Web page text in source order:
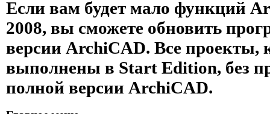
Если вам будет мало функций
2008, вы сможете обновить
версии ArchiCAD. Все проекты,
выполнены в Start Edition, без
полной версии ArchiCAD.